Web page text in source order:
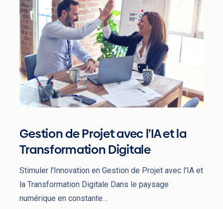
de
Projet
avec
l’IA
et
la
Transformation
Digitale
Gestion de Projet avec l’IA et la
Transformation Digitale
Stimuler l'Innovation en Gestion de Projet avec l'IA et
la Transformation Digitale Dans le paysage
numérique en constante…